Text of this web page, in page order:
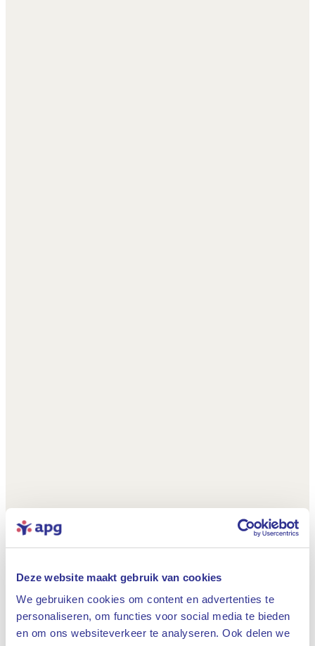
Deze website maakt gebruik van cookies
We gebruiken cookies om content en advertenties te
personaliseren, om functies voor social media te bieden
en om ons websiteverkeer te analyseren. Ook delen we